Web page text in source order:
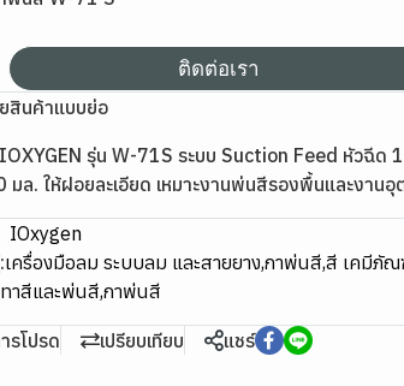
ติดต่อเรา
สินค้าแบบย่อ
รุ่น W-71S ระบบ Suction Feed หัวฉีด
มล. ให้ฝอยละเอียด เหมาะงานพ่นสีรองพื้นและงานอุ
IOxygen
เครื่องมือลม ระบบลม และสายยาง,กาพ่นสี,สี เคมีภัณ
าสีและพ่นสี,กาพ่นสี
รโปรด เปรียบเทียบ แชร์